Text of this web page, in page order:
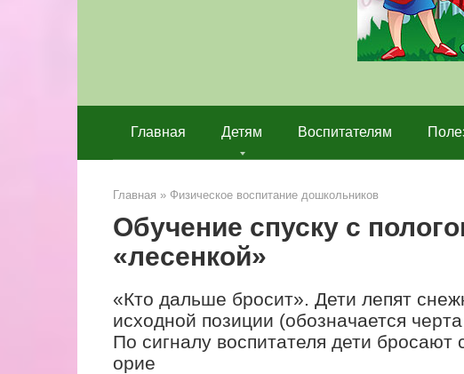
Главная Детям Воспитателям
Главная » Физическое воспитание дошкольников
Обучение спуску с
«лесенкой»
«Кто дальше бросит». Дети лепят
исходной позиции (обозначается
По сигналу воспитателя дети
орие